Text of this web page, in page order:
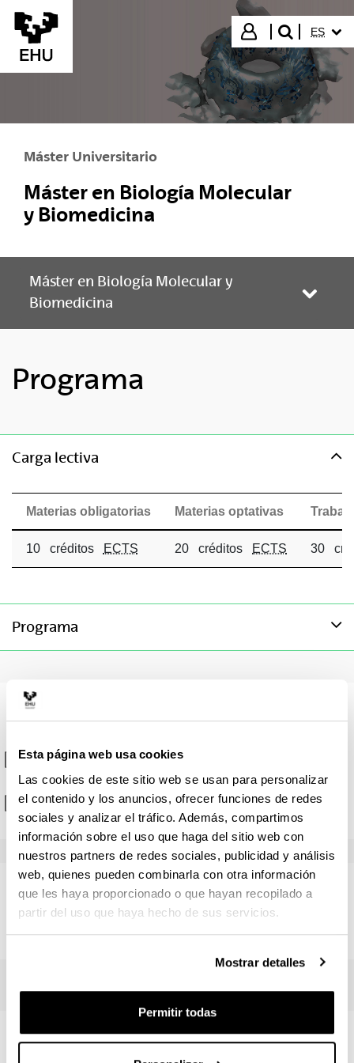
Esta página web usa cookies
Las cookies de este sitio web se usan para personalizar
el contenido y los anuncios, ofrecer funciones de redes
sociales y analizar el tráfico. Además, compartimos
información sobre el uso que haga del sitio web con
nuestros partners de redes sociales, publicidad y análisis
web, quienes pueden combinarla con otra información
que les haya proporcionado o que hayan recopilado a
partir del uso que haya hecho de sus servicios.
Mostrar detalles
Permitir todas
Saltar al contenido principal
Iniciar sesión
buscar"
ES
Máster Universitario
Máster en Biología Molecular
y Biomedicina
Máster en Biología Molecular y
Biomedicina
Programa
Carga lectiva
Materias obligatorias Materias optativas
10 créditos ECTS 20 créditos ECTS 30
Programa
Materia
Workshop Avanzado en Biología Molecular
Workshop avanzado en Biomedicina Inglés
Materias optativas
Materia
Avances actuales y tendencias futuras en microbiología
Bases Moleculares de la Proliferación, Diferenciación y
Bases Moleculares y Celulares de la Liporregulación
Trabajo Fin de Máster
(Abre una nueva ventana)
Guía para la realización del TFM
(Abre una nueva ventana)
Listado de TFM ofertados curso 2020-21(PDF , 140,14
KB)
Número de créditosECTS: 30
Competencias y Líneas de